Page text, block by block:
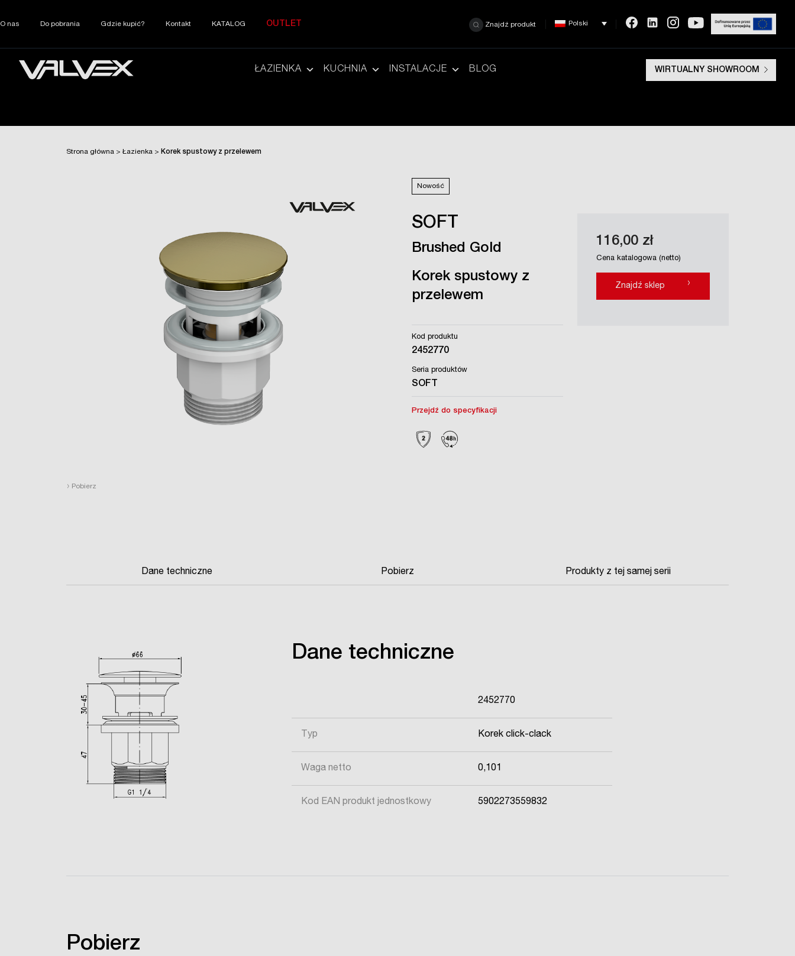
O nas Do pobrania Gdzie kupić? Kontakt KATALOG OUTLET Znajdź produkt Polski
ŁAZIENKA KUCHNIA INSTALACJE BLOG WIRTUALNY SHOWROOM
Strona główna > Łazienka > Korek spustowy z przelewem
› Pobierz
Nowość
SOFT
Brushed Gold
Korek spustowy z
przelewem
Kod produktu
2452770
Seria produktów
SOFT
Przejdź do specyfikacji
116,00 zł
Cena katalogowa (netto)
Znajdź sklep ›
Dane techniczne Pobierz Produkty z tej samej serii
Dane techniczne
2452770
Typ Korek click-clack
Waga netto 0,101
Kod EAN produkt jednostkowy 5902273559832
Pobierz